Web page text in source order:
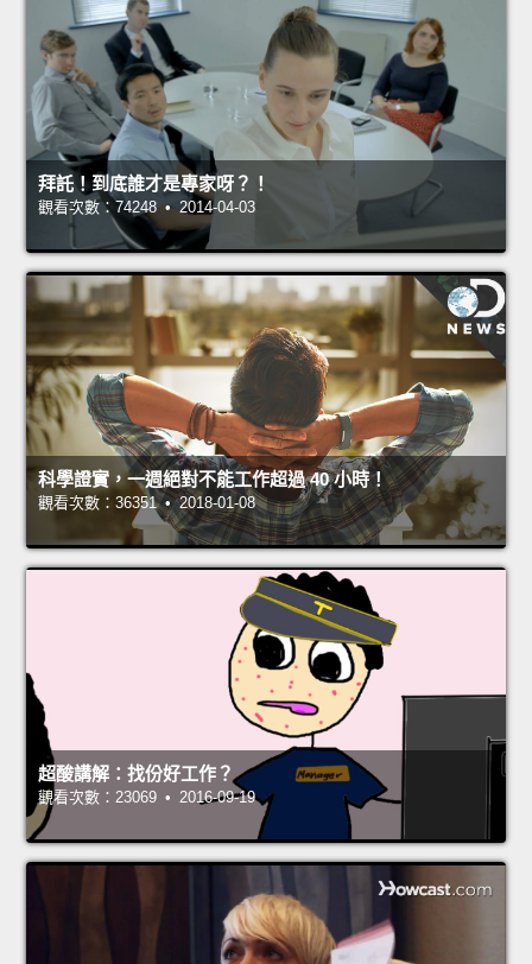
拜託！到底誰才是專家呀？！
觀看次數：74248 • 2014-04-03
科學證實，一週絕對不能工作超過 40 小時！
觀看次數：36351 • 2018-01-08
超酸講解：找份好工作？
觀看次數：23069 • 2016-09-19